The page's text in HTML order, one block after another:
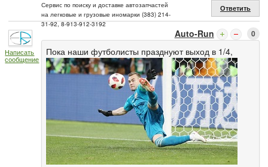
Сервис по поиску и доставке автозапчастей
на легковые и грузовые иномарки (383) 214-
31-92, 8-913-912-3192
Ответить
Написать
сообщение
Auto-Run 0
Пока наши футболисты празднуют выход в 1/4,